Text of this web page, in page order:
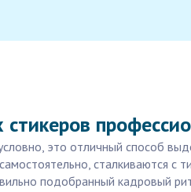
это отличный способ
сталкиваются
подобранный кадровый